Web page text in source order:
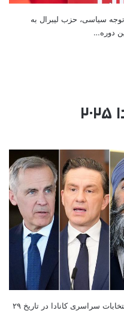
سیاسی، حزب لیبرال به
دوره…
مینا رحیمی, تورنتو: تنها ۲۰ روز مانده به انتخابات سراسری کانادا در تاریخ ۲۹